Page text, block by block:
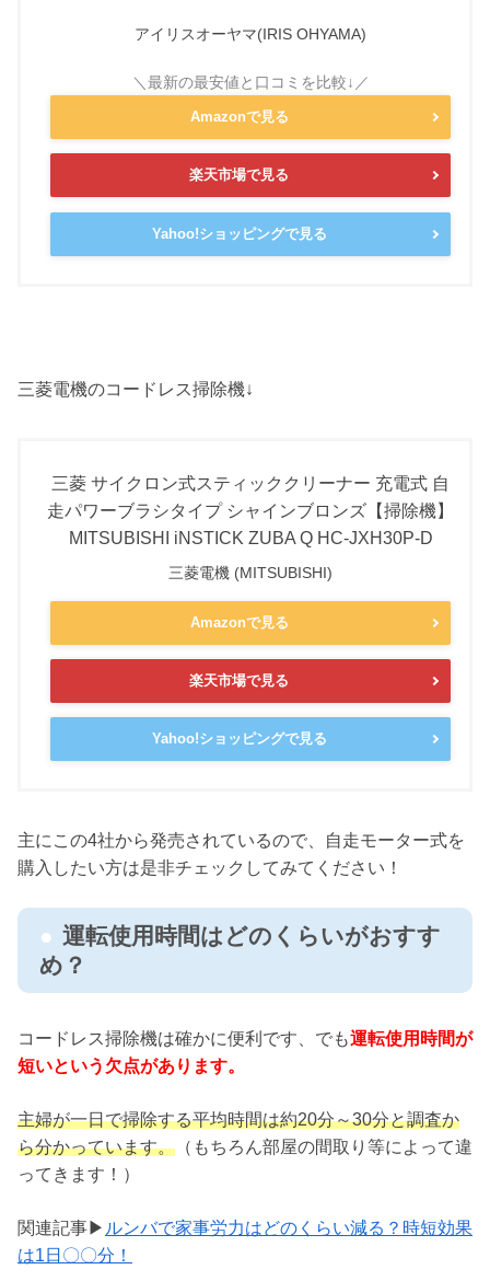
アイリスオーヤマ(IRIS OHYAMA)
Amazonで見る
楽天市場で見る
Yahoo!ショッピングで見る
三菱電機のコードレス掃除機↓
三菱 サイクロン式スティッククリーナー 充電式 自
走パワーブラシタイプ シャインブロンズ【掃除機】
MITSUBISHI iNSTICK ZUBA Q HC-JXH30P-D
三菱電機 (MITSUBISHI)
Amazonで見る
楽天市場で見る
Yahoo!ショッピングで見る
主にこの4社から発売されているので、自走モーター式を
購入したい方は是非チェックしてみてください！
運転使用時間はどのくらいがおすす
め？
コードレス掃除機は確かに便利です、でも運転使用時間が
短いという欠点があります。
主婦が一日で掃除する平均時間は約20分～30分と調査か
ら分かっています。 （もちろん部屋の間取り等によって違
ってきます！）
関連記事▶ ルンバで家事労力はどのくらい減る？時短効果
は1日〇〇分！